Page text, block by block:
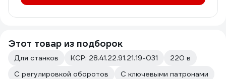
Этот товар из подборок
Для станков КСР: 28.41.22.91.21.19-031
220 в
С регулировкой оборотов
С ключевыми патронами